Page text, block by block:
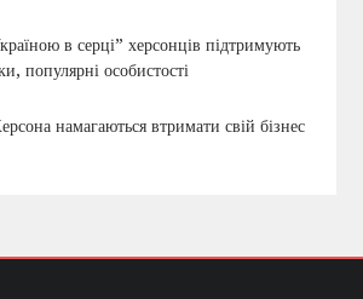
в серці” херсонців підтримують
популярні особистості
намагаються втримати свій бізнес